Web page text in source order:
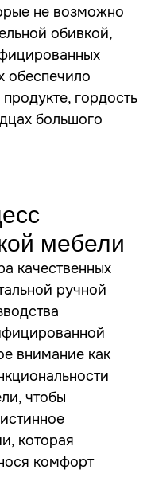
не возможно
обивкой,
обеспечило
гордость
большого
мебели
качественных
ручной
внимание как
чтобы
которая
комфорт